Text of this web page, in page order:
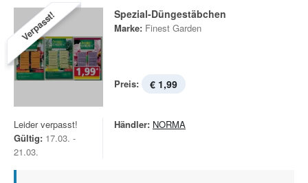
Verpasst! Spezial-Düngestäbchen
Marke: Finest Garden
Preis: € 1,99
Leider verpasst!
Gültig: 17.03. -
21.03.
Händler: NORMA